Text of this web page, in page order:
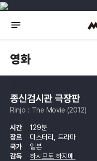
영화
종신검시관 극장판
Rinjo : The Movie (2012)
시간
129분
장르
미스터리, 드라마
국가
일본
감독
하시모토 하지메